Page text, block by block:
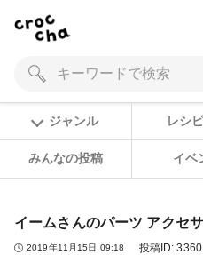
ジャンル レシ
みんなの投稿 イベ
イームさんのパーツ アクセ
2019年11月15日 09:18 投稿ID:3360